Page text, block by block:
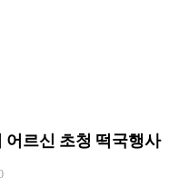
르신 초청 떡국행사